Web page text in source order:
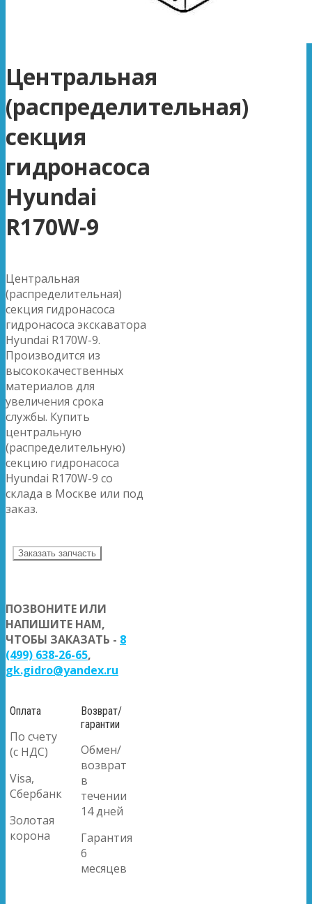
Центральная
(распределительная)
секция
гидронасоса
Hyundai
R170W-9
Центральная
(распределительная)
секция гидронасоса
гидронасоса экскаватора
Hyundai R170W-9.
Производится из
высококачественных
материалов для
увеличения срока
службы. Купить
центральную
(распределительную)
секцию гидронасоса
Hyundai R170W-9 со
склада в Москве или под
заказ.
Заказать запчасть
ПОЗВОНИТЕ ИЛИ
НАПИШИТЕ НАМ,
ЧТОБЫ ЗАКАЗАТЬ - 8
(499) 638-26-65,
gk.gidro@yandex.ru
Оплата
По счету
(с НДС)
Visa,
Сбербанк
Золотая
корона
Возврат/
гарантии
Обмен/
возврат
в
течении
14 дней
Гарантия
6
месяцев